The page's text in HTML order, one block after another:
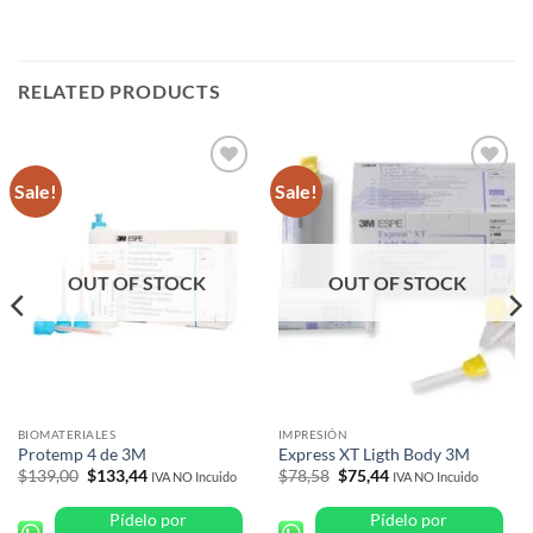
RELATED PRODUCTS
Sale!
OUT OF STOCK
BIOMATERIALES
Protemp 4 de 3M
$139,00 Original
was:
$139,00.
$133,44Current
is:
$133,44.
IVA NO Incuido
Pídelo por
Sale!
Añadir
a la
lista de
deseos
OUT OF STOCK
IMPRESIÓN
Express XT Ligth Body 3M
$78,58 Original
price
was:
$78,58.
$75,44Current
is:
$75,44.
IVA NO Incuido
Pídelo por